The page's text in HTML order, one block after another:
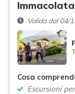
Valida dal 04/
Cosa
Escursioni